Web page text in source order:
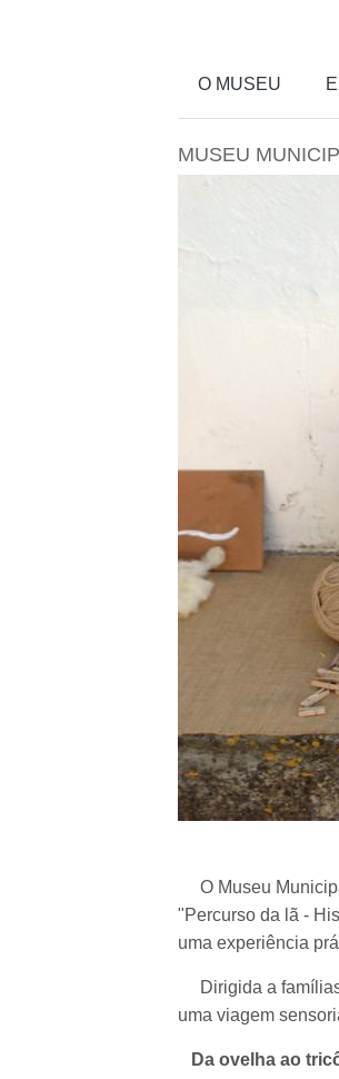
O MUSEU
MUSEU
O Museu
"Percurso da lã -
uma experiência
Dirigida a famílias
uma viagem
Da ovelha ao